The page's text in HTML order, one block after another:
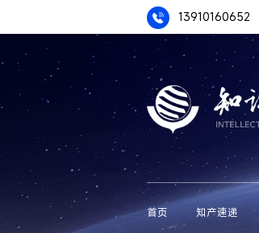
13910160652
首页 知产速递